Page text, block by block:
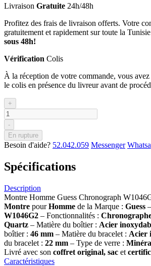
Livraison Gratuite 24h/48h
Profitez des frais de livraison offerts. Votre
gratuitement et rapidement sur toute la
sous 48h!
Vérification Colis
À la réception de votre commande, vous
le colis en présence du livreur avant de
+
-
En rupture
Besoin d'aide? 52.042.059 Messenger
Spécifications
Description
Montre Homme Guess Chronograph
Montre pourHomme de la Marque : Guess
W1046G2 – Fonctionnalités :
Quartz – Matière du boîtier : Acier
boîtier : 46 mm – Matière du bracelet : Acier
du bracelet : 22 mm – Type de verre :
Livré avec son coffret original, sac et
Caractéristiques